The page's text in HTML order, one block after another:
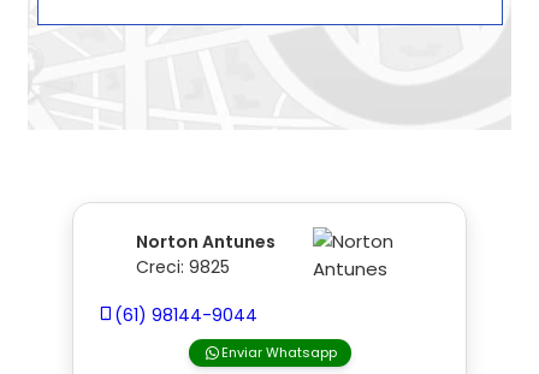
Norton Antunes
Creci: 9825
(61) 98144-9044
Enviar Whatsapp